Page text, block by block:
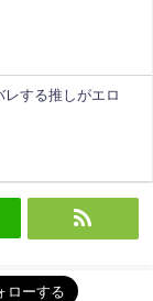
する推しがエロ